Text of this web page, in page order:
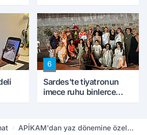
6
Sardes'te tiyatronun
imece ruhu binlerce
APİKAM'dan yaz dönemine özel